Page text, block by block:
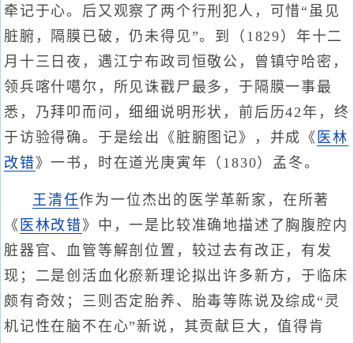
牵记于心。后又观察了两个行刑犯人，可惜“虽见
脏腑，隔膜已破，仍未得见”。到（1829）年十二
月十三日夜，遇江宁布政司恒敬公，曾镇守哈密，
领兵喀什噶尔，所见诛戳尸最多，于隔膜一事最
悉，乃拜叩而问，细细说明形状，前后历42年，终
于访验得确。于是绘出《脏腑图记》，并成《 医林
改错》一书，时在道光庚寅年（1830）孟冬。
王清任作为一位杰出的医学革新家，在所著
《 医林改错》中，一是比较准确地描述了胸腹腔内
脏器官、血管等解剖位置，较过去有改正，有发
现；二是创活血化瘀新理论拟出许多新方，于临床
颇有奇效；三则否定胎养、胎毒等陈说及综成“灵
机记性在脑不在心”新说，其贡献巨大，值得肯